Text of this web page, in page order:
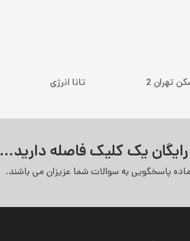
تهران 2 تانا انرژی
رایگان یک کلیک فاصله دارید...
پاسخگویی به سوالات شما عزیزان می‌ باشند.